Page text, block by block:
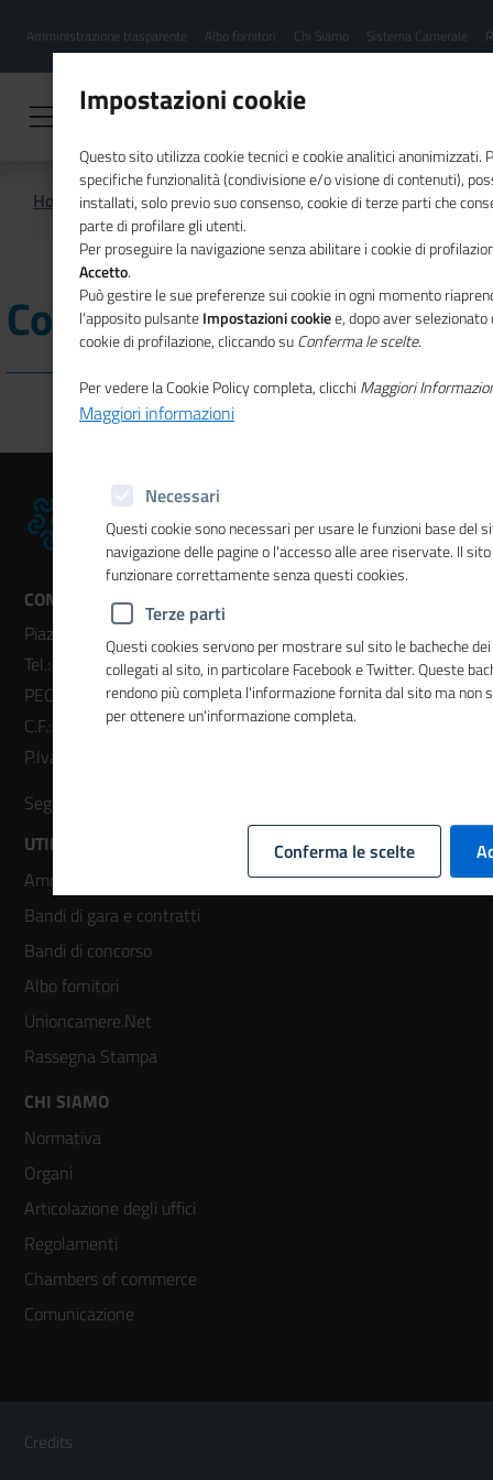
contenuto
Menu
hamburgher
Amministrazione trasparente Albo fornitori Chi Siamo Sistema Camerale
Home CSR Comunicazione
Comunicazione
CONTATTI
Piazza Sallustio, 21 - 00187 Roma
Tel.:
06 47041- Fax:06 4704240
PEC:
unioncamere@cert.legalmail.it
C.F.: 01484460587
P.Iva: 01000211001
Seguici su:
Footer
menù
colonna
2
UTILITÀ
Amministrazione trasparente
Bandi di gara e contratti
Bandi di concorso
Albo fornitori
Unioncamere.Net
Rassegna Stampa
Footer
menù
colonna
3
CHI SIAMO
Normativa
Organi
Articolazione degli uffici
Regolamenti
Chambers of commerce
Comunicazione
Footer
Menù
Credits
Impostazioni cookie
Questo sito utilizza cookie tecnici e cookie analitici anonimizzati.
specifiche funzionalità (condivisione e/o visione di contenuti),
installati, solo previo suo consenso, cookie di terze parti che
parte di profilare gli utenti.
Per proseguire la navigazione senza abilitare i cookie di
Accetto.
Può gestire le sue preferenze sui cookie in ogni momento
l'apposito pulsanteImpostazioni cookiee, dopo aver
cookie di profilazione, cliccando suConferma le scelte.
Per vedere la Cookie Policy completa, clicchi Maggiori
Maggiori informazioni
Necessari
Questi cookie sono necessari per usare le funzioni base del
navigazione delle pagine o l'accesso alle aree riservate. Il
funzionare correttamente senza questi cookies.
Terze parti
Questi cookies servono per mostrare sul sito le bacheche
collegati al sito, in particolare Facebook e Twitter. Queste
rendono più completa l'informazione fornita dal sito ma non
per ottenere un'informazione completa.
Conferma le scelte